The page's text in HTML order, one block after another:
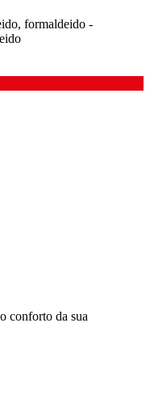
formaldeido -
conforto da sua